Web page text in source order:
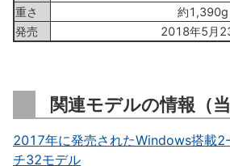
重さ
約1,390g
発売
2018年5月
関連モデルの情報（
2017年に発売されたWindows搭載
チ32モデル